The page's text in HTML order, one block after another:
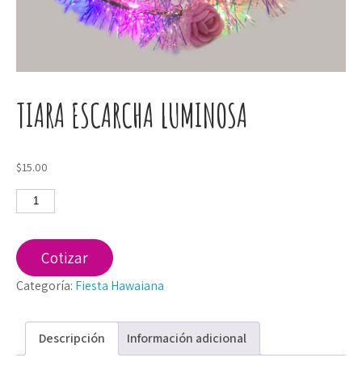
TIARA ESCARCHA LUMINOSA
$15.00
Tiara
escarcha
luminosa
cantidadCotizar
Categoría: Fiesta Hawaiana
Descripción Información adicional